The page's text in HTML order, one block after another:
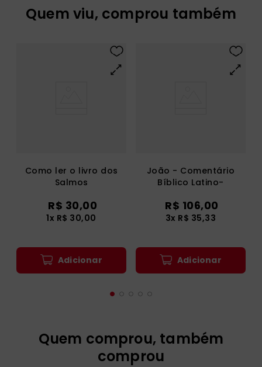
Quem viu, comprou também
Como ler o livro dos
Salmos
R$ 30,00
1x R$ 30,00
Adicionar
João - Comentário
Bíblico Latino-
R$ 106,00
3x R$ 35,33
Adicionar
Quem comprou, também
comprou